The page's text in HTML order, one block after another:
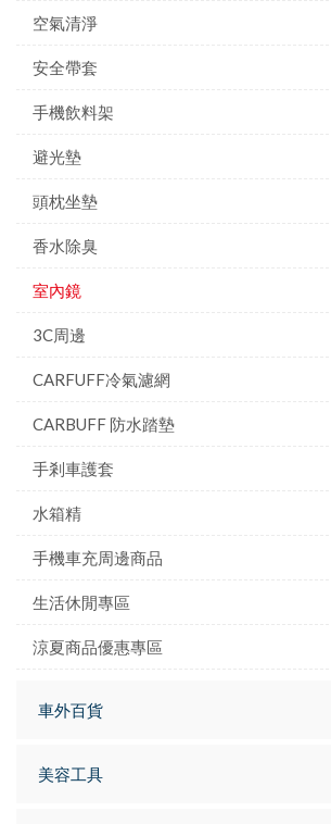
空氣清淨
安全帶套
手機飲料架
避光墊
頭枕坐墊
香水除臭
室內鏡
3C周邊
CARFUFF冷氣濾網
CARBUFF 防水踏墊
手剎車護套
水箱精
手機車充周邊商品
生活休閒專區
涼夏商品優惠專區
車外百貨
美容工具